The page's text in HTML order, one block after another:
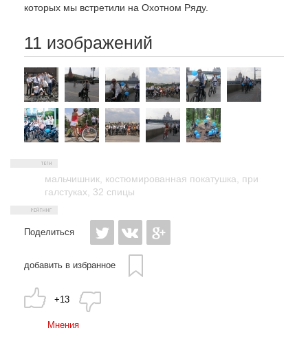
которых мы встретили на Охотном Ряду.
11 изображений
мальчишник костюмированная покатушка
при
галстуках
32 спицы
Поделиться
добавить в избранное
+13
Мнения